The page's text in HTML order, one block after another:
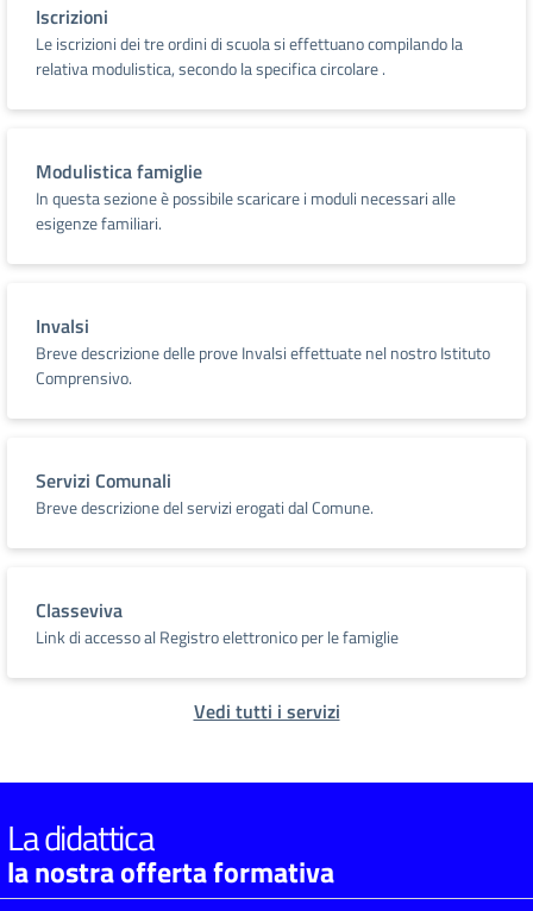
Iscrizioni
Le iscrizioni dei tre ordini di scuola si effettuano compilando la
relativa modulistica, secondo la specifica circolare .
Modulistica famiglie
In questa sezione è possibile scaricare i moduli necessari alle
esigenze familiari.
Invalsi
Breve descrizione delle prove Invalsi effettuate nel nostro Istituto
Comprensivo.
Servizi Comunali
Breve descrizione del servizi erogati dal Comune.
Classeviva
Link di accesso al Registro elettronico per le famiglie
Vedi tutti i servizi
La didattica
la nostra offerta formativa